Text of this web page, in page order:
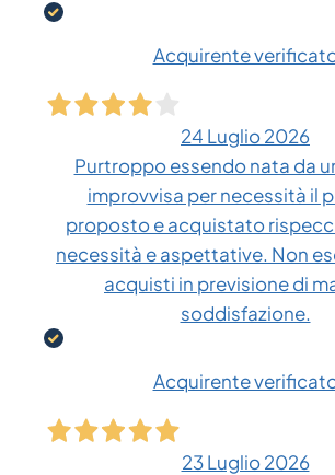
Acquirente
24 Luglio 2026
Purtroppo essendo nata da
improvvisa per necessità il
proposto e acquistato
necessità e aspettative. Non
acquisti in previsione di
soddisfazione.
Acquirente
23 Luglio 2026